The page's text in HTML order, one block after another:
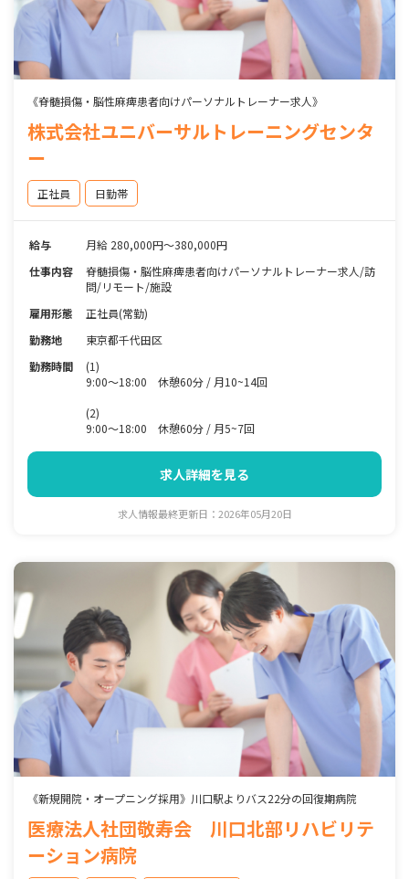
《脊髄損傷・脳性麻痺患者向けパーソナルトレーナー求人》
株式会社ユニバーサルトレーニングセンタ
ー
正社員 日勤帯
給与
月給 280,000円～380,000円
仕事内容
脊髄損傷・脳性麻痺患者向けパーソナルトレーナー求人/訪
問/リモート/施設
雇用形態
正社員(常勤)
勤務地
東京都千代田区
勤務時間
(1)
9:00～18:00 休憩60分 / 月10~14回
(2)
9:00～18:00 休憩60分 / 月5~7回
求人詳細を見る
求人情報最終更新日：2026年05月20日
《新規開院・オープニング採用》川口駅よりバス22分の回復期病院
医療法人社団敬寿会 川口北部リハビリテ
ーション病院